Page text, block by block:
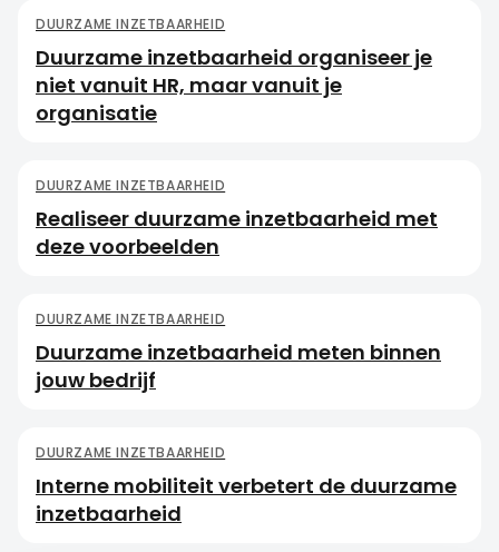
DUURZAME INZETBAARHEID
Duurzame inzetbaarheid organiseer je
niet vanuit HR, maar vanuit je
organisatie
DUURZAME INZETBAARHEID
Realiseer duurzame inzetbaarheid met
deze voorbeelden
DUURZAME INZETBAARHEID
Duurzame inzetbaarheid meten binnen
jouw bedrijf
DUURZAME INZETBAARHEID
Interne mobiliteit verbetert de duurzame
inzetbaarheid